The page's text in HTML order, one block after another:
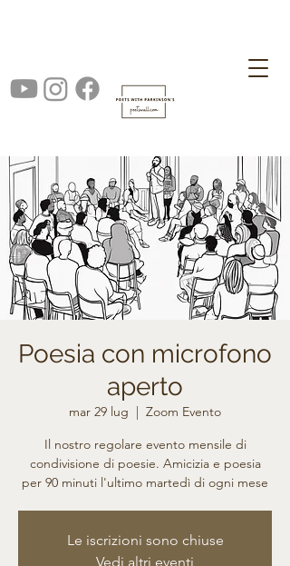
Poesia con microfono
aperto
mar 29 lug
  |
Zoom Evento
Il nostro regolare evento mensile di
condivisione di poesie. Amicizia e poesia
per 90 minuti l'ultimo martedì di ogni mese
Le iscrizioni sono chiuse
Vedi altri eventi